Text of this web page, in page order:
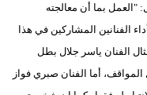
"العمل بما أن معالجته
الفنانين المشاركين في هذا
الفنان ياسر جلال بطل
طوال الـ 30 حلقة في كل المواقف، أما الفنان صبري فواز